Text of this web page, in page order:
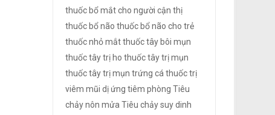
thuốc bổ mắt cho người cận thị
thuốc bổ não thuốc bổ não cho trẻ
thuốc nhỏ mắtthuốc tây bôi mụn
thuốc tây trị ho thuốc tây trị mụn
thuốc tây trị mụn trứng cá thuốc trị
viêm mũi dị ứng tiêm phòng Tiêu
chảy nôn mửa Tiêu chảy suy dinh